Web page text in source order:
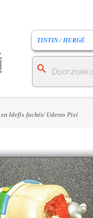
TINTIN / HERGÉ
search
Idefix fachés/ Uderzo Pixi